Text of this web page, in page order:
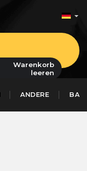
Warenkorb
leeren
ANDERE